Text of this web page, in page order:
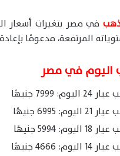
في مصر بتغيرات أسعار
المرتفعة، مدعومًا
اليوم في مصر
7999 جنيهًا
6995 جنيهًا
5994 جنيهًا
4666 جنيهًا